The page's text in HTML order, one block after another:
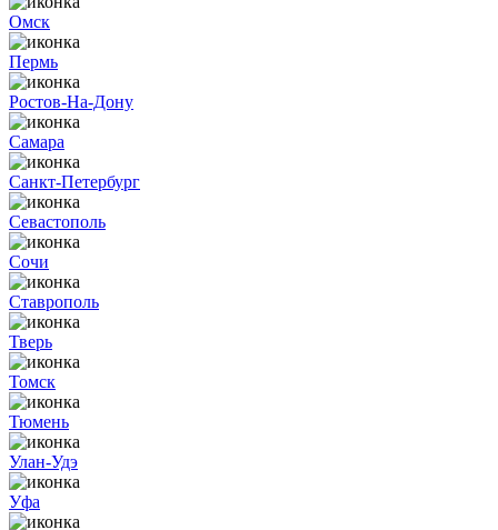
Омск
Пермь
Ростов-На-Дону
Самара
Санкт-Петербург
Севастополь
Сочи
Ставрополь
Тверь
Томск
Тюмень
Улан-Удэ
Уфа